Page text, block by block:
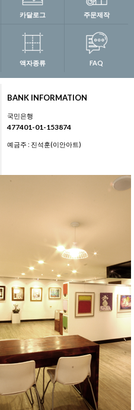
카달로그 주문제작
액자종류 FAQ
BANK INFORMATION
국민은행
477401-01-153874
예금주 : 진석훈(이안아트)